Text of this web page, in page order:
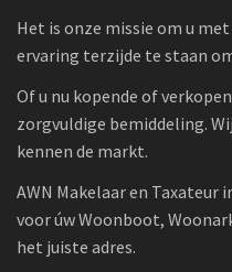
Het is onze missie om u
ervaring terzijde te staan
Of u nu kopende of
zorgvuldige bemiddeling.
kennen de markt.
AWN Makelaar en Taxateur
voor úw Woonboot,
het juiste adres.